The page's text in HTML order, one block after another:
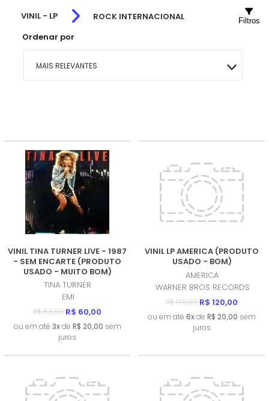
VINIL - LP
ROCK INTERNACIONAL
Ordenar por
MAIS RELEVANTES
MAIOR PREÇO
A - Z
Filtros
VINIL TINA TURNER LIVE - 1987
- SEM ENCARTE (PRODUTO
USADO - MUITO BOM)
TINA TURNER
EMI
R$ 60,00 R$ 60,00
ou em até 3xde R$ 20,00 sem
juros
VINIL LP AMERICA (PRODUTO
USADO - BOM)
AMERICA
WARNER BROS RECORDS
R$ 120,00 R$ 120,00
ou em até 6xde R$ 20,00 sem
juros